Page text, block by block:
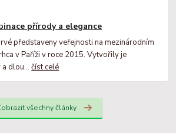
přírody a elegance
představeny veřejnosti na mezinárodním
v Paříži v roce 2015. Vytvořily je
a dlou...číst celé
všechny články